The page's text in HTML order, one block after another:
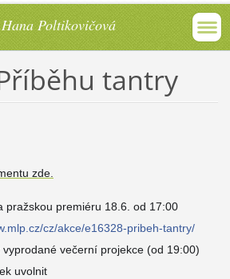
Poltikovičová
tantry
zde.
pražskou premiéru 18.6. od 17:00
cz/akce/e16328-pribeh-tantry/
večerní projekce (od 19:00)
uvolnit